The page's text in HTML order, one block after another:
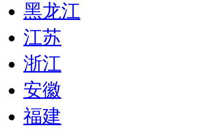
黑龙江
江苏
浙江
安徽
福建